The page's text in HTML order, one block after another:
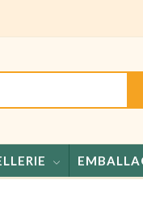
Miels -